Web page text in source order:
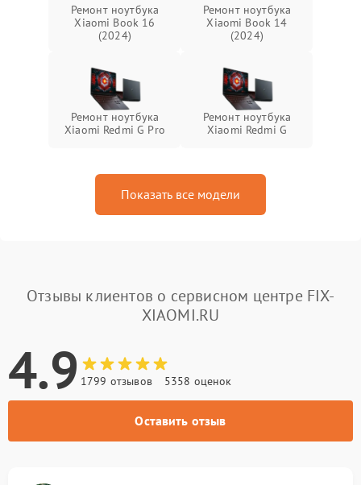
Ремонт ноутбука
Xiaomi Book 16
(2024)
Ремонт ноутбука
Xiaomi Book 14
(2024)
Ремонт ноутбука
Xiaomi Redmi G Pro
Ремонт ноутбука
Xiaomi Redmi G
Показать все модели
Отзывы клиентов о сервисном центре FIX-
XIAOMI.RU
4.9 1799 отзывов 5358 оценок
Оставить отзыв